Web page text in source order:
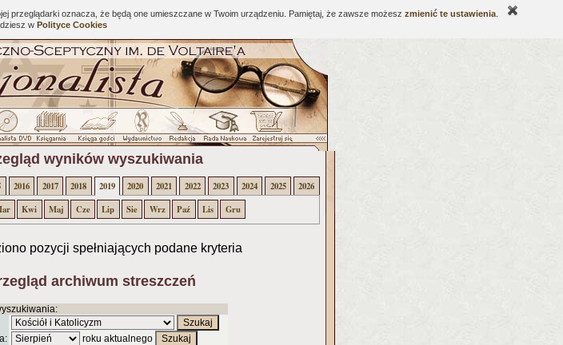
przeglądarki oznacza, że będą one umieszczane w Twoim urządzeniu. Pamiętaj, że zawsze możesz zmienić te ustawienia
w Polityce Cookies
wyników wyszukiwania
2016 2017 2018 2019 2020 2021 2022 2023 2024 2025
2026
Kwi Maj Cze Lip Sie Wrz Paź Lis Gru
pozycji spełniających podane kryteria
archiwum streszczeń
roku aktualnego